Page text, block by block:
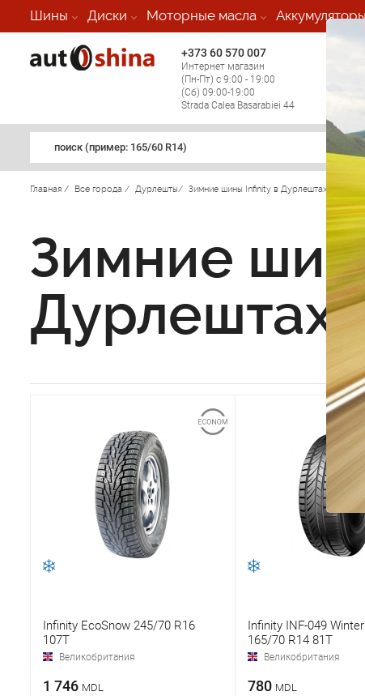
Шины Диски Моторные масла
+373 60 570 007
Интернет магазин
(Пн-Пт) с 9:00 - 19:00
(Сб) 09:00-19:00
Strada Calea Basarabiei 44
поиск (примеp: 165/60 R14)
Главная / Все города / Дурлешты/ Зимние шины Infinity в Дурлештах
Зимние
Дурлештах
Infinity EcoSnow 245/70 R16
107T
Великобритания
1 746 MDL
Infinity INF-049
165/70 R14 81T
Великобритания
780 MDL